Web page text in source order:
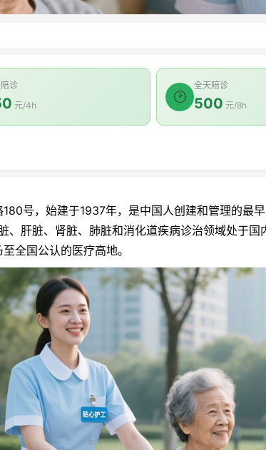
诊
元/4h
🕑
全天陪诊
500 元/8h
，始建于1937年，是中国人创建和管理的最早
、肝脏、肾脏、肺脏和消化道疾病诊治领域处于
全国公认的医疗高地。